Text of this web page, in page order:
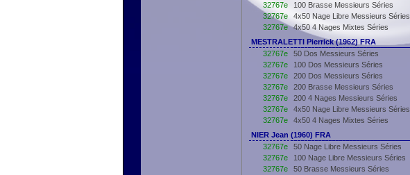
32767e 100 Brasse Messieurs Séries
32767e 4x50 Nage Libre Messieurs Séries
32767e 4x50 4 Nages Mixtes Séries
MESTRALETTI Pierrick (1962) FRA
32767e
50 Dos Messieurs Séries
32767e 100 Dos Messieurs Séries
32767e 200 Dos Messieurs Séries
32767e 200 Brasse Messieurs Séries
32767e 200 4 Nages Messieurs Séries
32767e 4x50 Nage Libre Messieurs Séries
32767e 4x50 4 Nages Mixtes Séries
NIER Jean (1960) FRA
32767e
50 Nage Libre Messieurs Séries
32767e 100 Nage Libre Messieurs Séries
32767e 50 Brasse Messieurs Séries